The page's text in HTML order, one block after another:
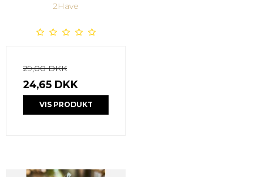
2Have
29,00 DKK
24,65 DKK
VIS PRODUKT